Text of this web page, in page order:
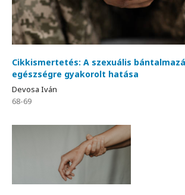
Cikkismertetés: A szexuális
egészségre gyakorolt hatása
Devosa Iván
68-69